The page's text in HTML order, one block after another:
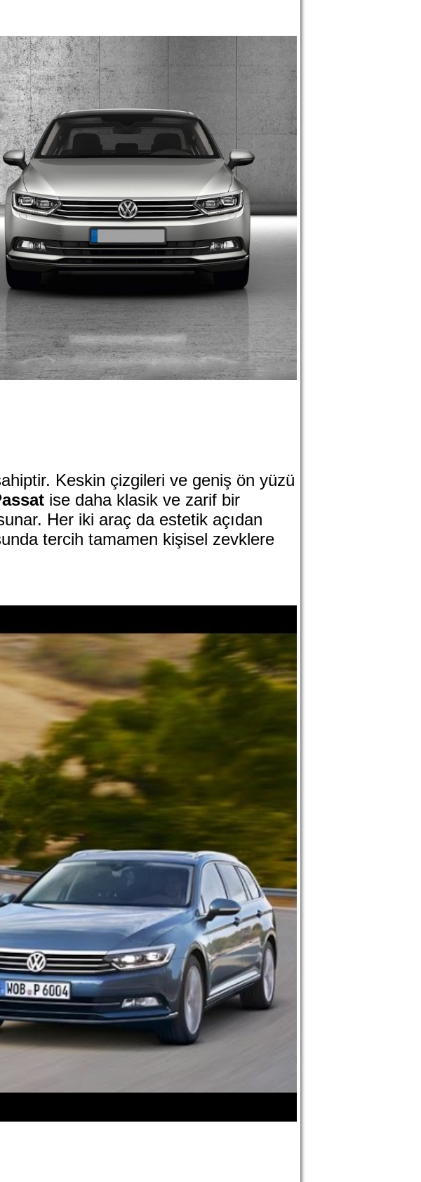
Keskin çizgileri ve geniş ön yüzü
ise daha klasik ve zarif bir
Her iki araç da estetik açıdan
tercih tamamen kişisel zevklere